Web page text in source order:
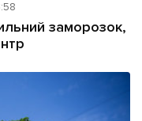
заморозок,